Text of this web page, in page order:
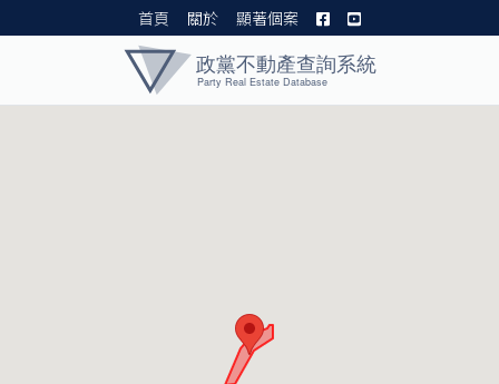
首頁 關於 顯著個案